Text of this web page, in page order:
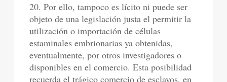
20. Por ello, tampoco es lícito ni puede ser
objeto de una legislación justa el permitir la
utilización o importación de células
estaminales embrionarias ya obtenidas,
eventualmente, por otros investigadores o
disponibles en el comercio. Esta posibilidad
recuerda el trágico comercio de esclavos, en